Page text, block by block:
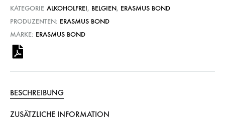
KATEGORIE ALKOHOLFREI, BELGIEN, ERASMUS BOND
PRODUZENTEN: ERASMUS BOND
MARKE: ERASMUS BOND
BESCHREIBUNG
ZUSÄTZLICHE INFORMATION